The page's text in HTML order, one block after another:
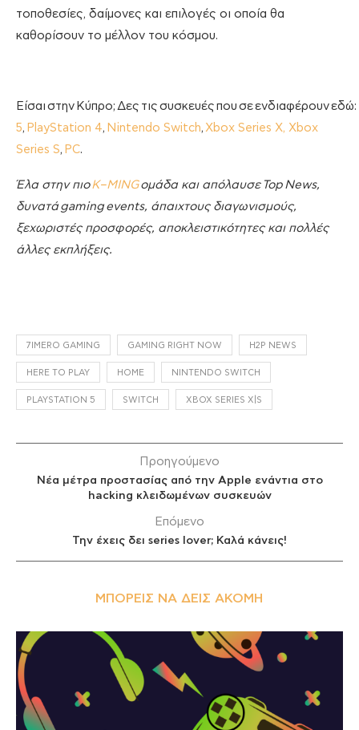
τοποθεσίες, δαίμονες και επιλογές οι οποία θα
καθορίσουν το μέλλον του κόσμου.
Είσαι στην Κύπρο; Δες τις συσκευές που σε ενδιαφέρουν εδώ:
5, PlayStation 4, Nintendo Switch, Xbox Series X, Xbox
Series S, PC.
Έλα στην πιο K–MING ομάδα και απόλαυσεTop News,
δυνατάgaming events, άπαιχτους διαγωνισμούς,
ξεχωριστές προσφορές, αποκλειστικότητες και πολλές
άλλες εκπλήξεις.
7IMERO GAMING GAMING RIGHT NOW H2P NEWS
HERE TO PLAY HOME NINTENDO SWITCH
PLAYSTATION 5 SWITCH XBOX SERIES X|S
Προηγούμενο
Νέα μέτρα προστασίας από την Apple ενάντια στο
hacking κλειδωμένων συσκευών
Επόμενο
Την έχεις δει series lover; Καλά κάνεις!
ΜΠΟΡΕΊΣ ΝΑ ΔΕΙΣ ΑΚΌΜΗ